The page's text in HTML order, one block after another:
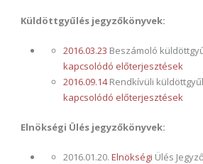
Küldöttgyűlés jegyzőkönyvek:
2016.03.23 Beszámoló
kapcsolódó előterjesztések
2016.09.14Rendkívüli
kapcsolódó előterjesztések
Elnökségi Ülés jegyzőkönyvek:
2016.01.20. Elnökségi Ülés